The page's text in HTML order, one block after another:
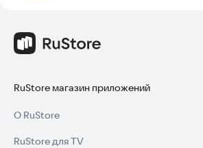
RuStore магазин приложений
О RuStore
RuStore для TV